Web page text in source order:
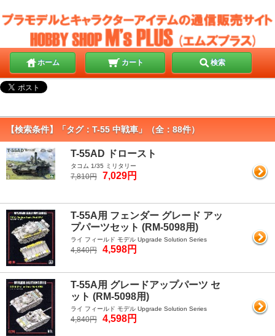
ホーム カート 検索
【検索条件】「タグ：T-55 中戦車」（全：88件）
T-55AD ドロースト
タコム 1/35 ミリタリー
7,810円 7,029円
T-55A用 フェンダー グレード アッ
プパーツセット (RM-5098用)
ライ フィールド モデル Upgrade Solution Series
4,840円 4,598円
T-55A用 グレードアップパーツ セ
ット (RM-5098用)
ライ フィールド モデル Upgrade Solution Series
4,840円 4,598円